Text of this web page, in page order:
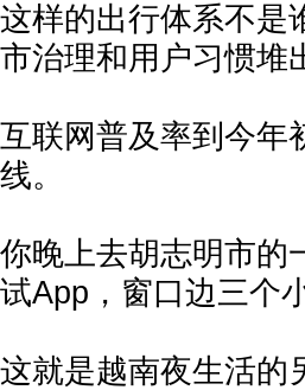
这样的出行体系不是
市治理和用户习惯堆
互联网普及率到今年
线。
你晚上去胡志明市的
试App，窗口边三个
这就是越南夜生活的